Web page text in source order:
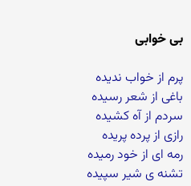
بی خوابی
پرم از خواب ندیده
باغی از شعر رسیده
سردم از آه کشیده
رازی از پرده پریده
رمه ای از خود رمیده
تشنه ی شیر سپیده